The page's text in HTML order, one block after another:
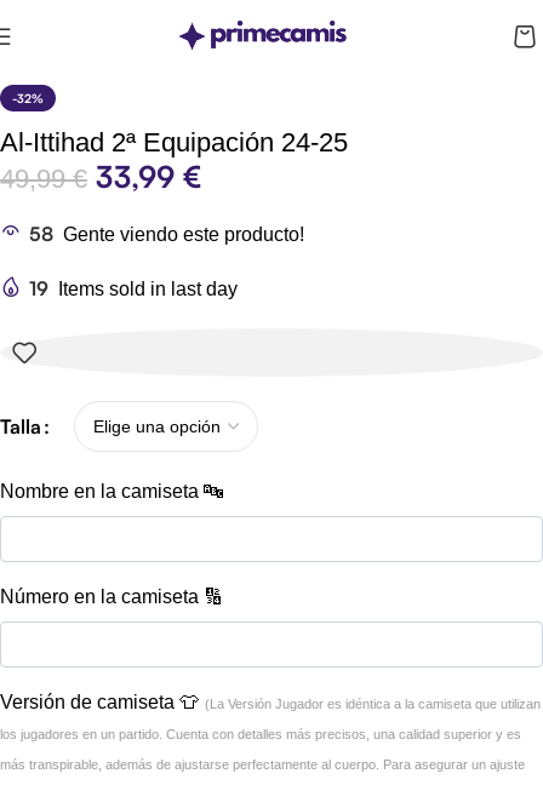
-32%
Al-Ittihad 2ª Equipación 24-25
49,99€ 33,99 €
58 Gente viendo este producto!
19 Items sold in last day
Talla
Nombre en la camiseta 🔤
Número en la camiseta 🔢
Versión de camiseta 👕 (La Versión Jugador es idéntica a la camiseta que utilizan
los jugadores en un partido. Cuenta con detalles más precisos, una calidad superior y es
más transpirable, además de ajustarse perfectamente al cuerpo. Para asegurar un ajuste